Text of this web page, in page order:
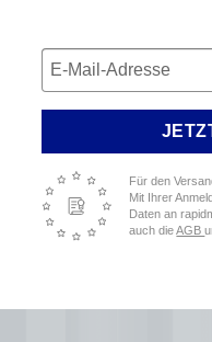
Für den
Mit Ihrer
Daten an
auch dieAGB